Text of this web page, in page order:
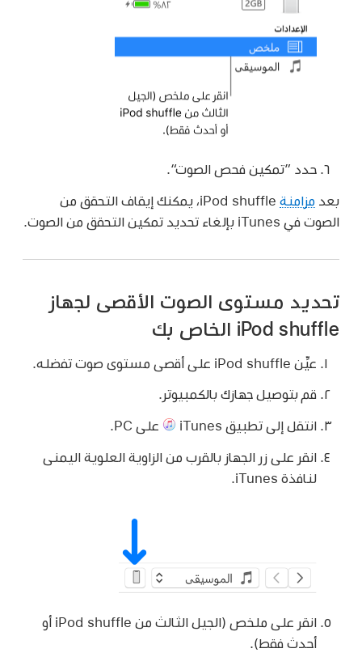
حدد ”تمكين فحص الصوت“.
بعد مزامنة
iPod shuffle، يمكنك إيقاف التحقق من
الصوت في iTunes بإلغاء تحديد تمكين التحقق من الصوت.
تحديد مستوى الصوت الأقصى لجهاز
iPod shuffle الخاص بك
عيِّن iPod shuffle على أقصى مستوى صوت تفضله.
قم بتوصيل جهازك بالكمبيوتر.
انتقل إلى تطبيق iTunes على PC.
انقر على زر الجهاز بالقرب من الزاوية العلوية اليمنى
لنافذة iTunes.
انقر على ملخص (الجيل الثالث من iPod shuffle أو
أحدث فقط).